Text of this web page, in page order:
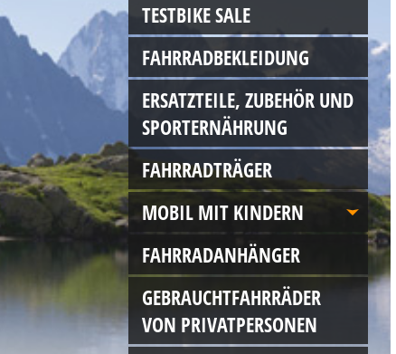
TESTBIKE SALE
FAHRRADBEKLEIDUNG
ERSATZTEILE, ZUBEHÖR UND
SPORTERNÄHRUNG
FAHRRADTRÄGER
MOBIL MIT KINDERN
FAHRRADANHÄNGER
GEBRAUCHTFAHRRÄDER
VON PRIVATPERSONEN